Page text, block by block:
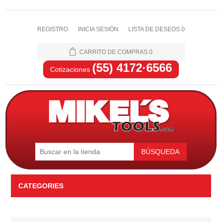
REGISTRO INICIA SESIÓN LISTA DE DESEOS 0
CARRITO DE COMPRAS 0
Cotizaciones (55) 4172·6566
BÚSQUEDA
CATEGORIES